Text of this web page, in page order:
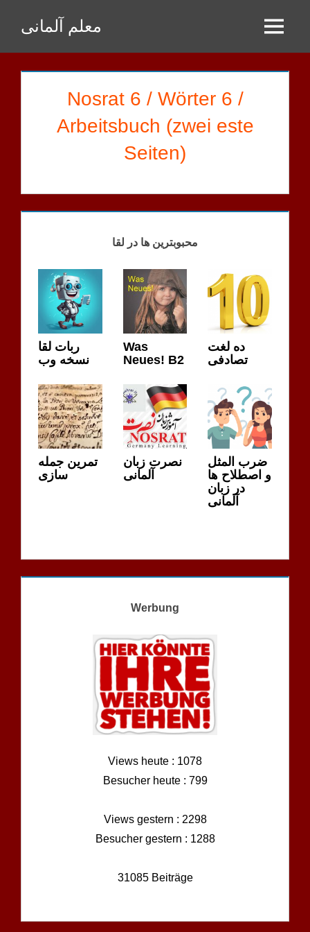
Inhalt
springen
معلم آلمانی Menu
Nosrat 6 / Wörter 6 /
Arbeitsbuch (zwei este
Seiten)
محبوبترین ها در لقا
ربات لقا
نسخه وب
Was
Neues! B2
ده لغت
تصادفی
تمرین جمله
سازی
نصرت زبان
آلمانی
ضرب المثل
و اصطلاح ها
در زبان
آلمانی
Werbung
Views heute : 1078
Besucher heute : 799
Views gestern : 2298
Besucher gestern : 1288
31085 Beiträge